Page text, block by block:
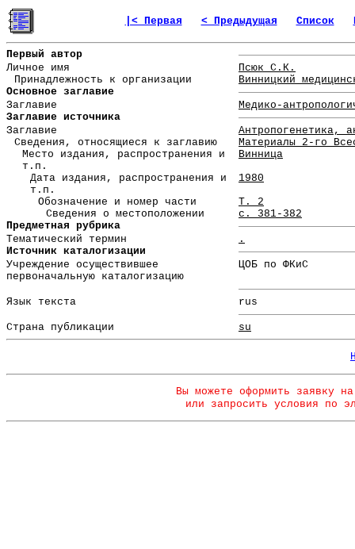
|< Первая < Предыдущая Список
Первый автор
Личное имя
Псюк С.К.
Принадлежность к организации
Винницкий
Основное заглавие
Заглавие
Медико-
Заглавие источника
Заглавие
Антропогенетика,
Сведения, относящиеся к заглавию
Материалы 2-го
Место издания, распространения и
т.п.
Винница
Дата издания, распространения и
т.п.
1980
Обозначение и номер части
Т. 2
Сведения о местоположении
с. 381-382
Предметная рубрика
Тематический термин
.
Источник каталогизации
Учреждение осуществившее
первоначальную каталогизацию
ЦОБ по ФКиС
Язык текста rus
Страна публикации su
Вы можете оформить заявку
или запросить условия по